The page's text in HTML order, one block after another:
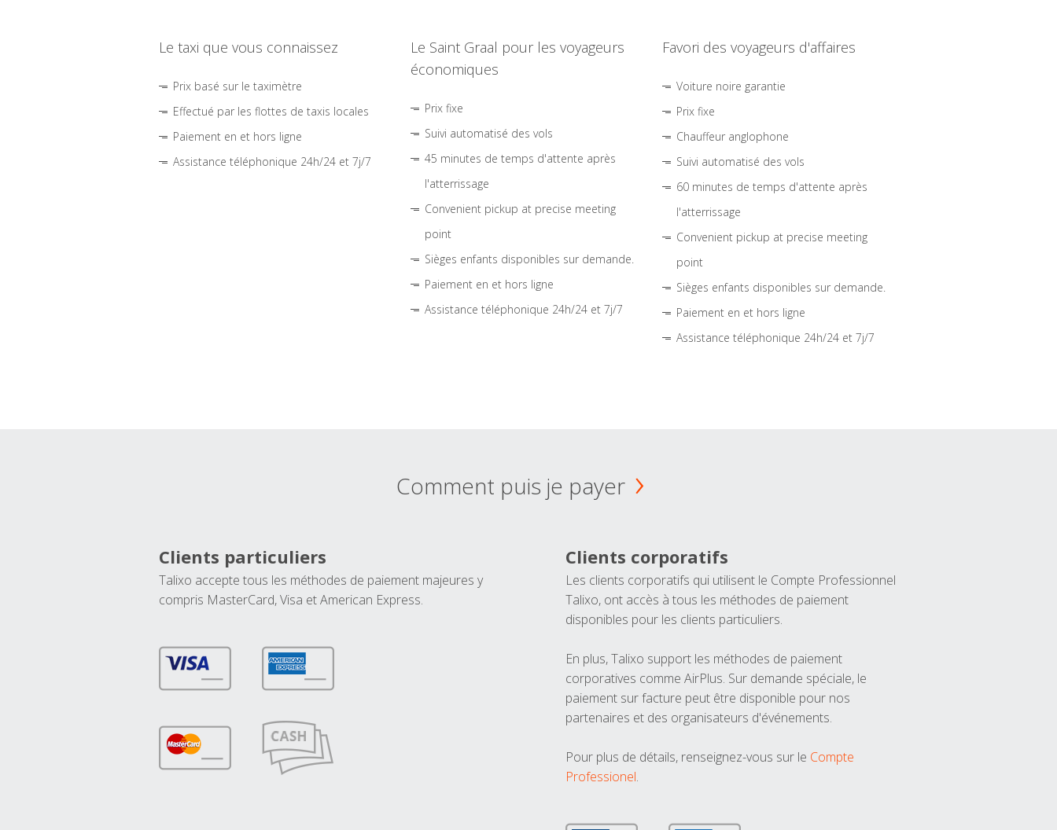
Le taxi que vous connaissez
Prix basé sur le taximètre
Effectué par les flottes de taxis locales
Paiement en et hors ligne
Assistance téléphonique 24h/24 et 7j/7
Le Saint Graal pour les voyageurs
économiques
Prix fixe
Suivi automatisé des vols
45 minutes de temps d'attente après
l'atterrissage
Convenient pickup at precise meeting
point
Sièges enfants disponibles sur demande.
Paiement en et hors ligne
Assistance téléphonique 24h/24 et 7j/7
Favori des voyageurs d'affaires
Voiture noire garantie
Prix fixe
Chauffeur anglophone
Suivi automatisé des vols
60 minutes de temps d'attente après
l'atterrissage
Convenient pickup at precise meeting
point
Sièges enfants disponibles sur demande.
Paiement en et hors ligne
Assistance téléphonique 24h/24 et 7j/7
Comment puis je payer
Clients particuliers
Talixo accepte tous les méthodes de paiement majeures y
compris MasterCard, Visa et American Express.
Clients corporatifs
Les clients corporatifs qui utilisent le Compte Professionnel
Talixo, ont accès à tous les méthodes de paiement
disponibles pour les clients particuliers.
En plus, Talixo support les méthodes de paiement
corporatives comme AirPlus. Sur demande spéciale, le
paiement sur facture peut être disponible pour nos
partenaires et des organisateurs d'événements.
Pour plus de détails, renseignez-vous sur le Compte
Professionel.